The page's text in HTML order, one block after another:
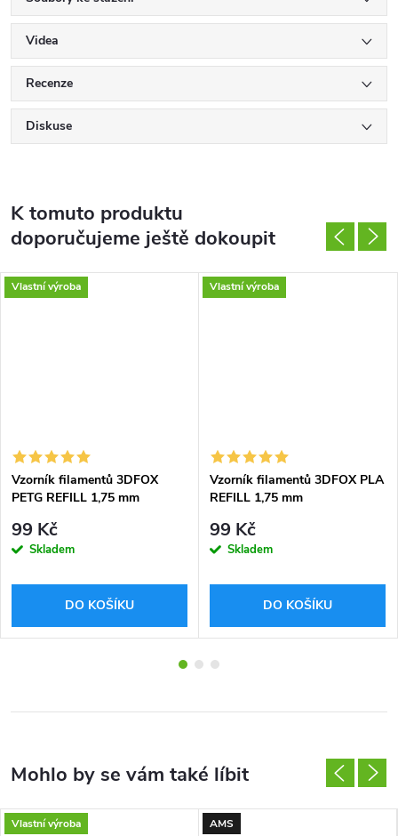
Videa
Recenze
Diskuse
K tomuto produktu
doporučujeme ještě dokoupit
Vlastní výroba
Vzorník filamentů 3DFOX
PETG REFILL 1,75 mm
99 Kč
Skladem
DO KOŠÍKU
Vlastní výroba
Vzorník filamentů 3DFOX PLA
REFILL 1,75 mm
99 Kč
Skladem
DO KOŠÍKU
Vlastní výroba AMS